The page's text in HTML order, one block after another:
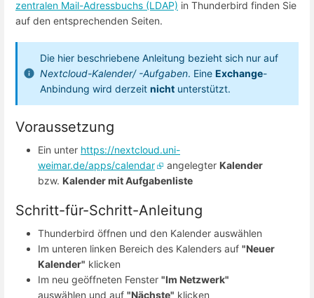
zentralen Mail-Adressbuchs (LDAP) in Thunderbird finden Sie
auf den entsprechenden Seiten.
Die hier beschriebene Anleitung bezieht sich nur auf
Nextcloud-Kalender/ -Aufgaben. Eine Exchange-
Anbindung wird derzeit nicht unterstützt.
Voraussetzung
Ein unter https://nextcloud.uni-
weimar.de/apps/calendar
angelegter Kalender
bzw. Kalender mit Aufgabenliste
Schritt-für-Schritt-Anleitung
Thunderbird öffnen und den Kalender auswählen
Im unteren linken Bereich des Kalenders auf "Neuer
Kalender" klicken
Im neu geöffneten Fenster "Im Netzwerk"
auswählen und auf "Nächste" klicken